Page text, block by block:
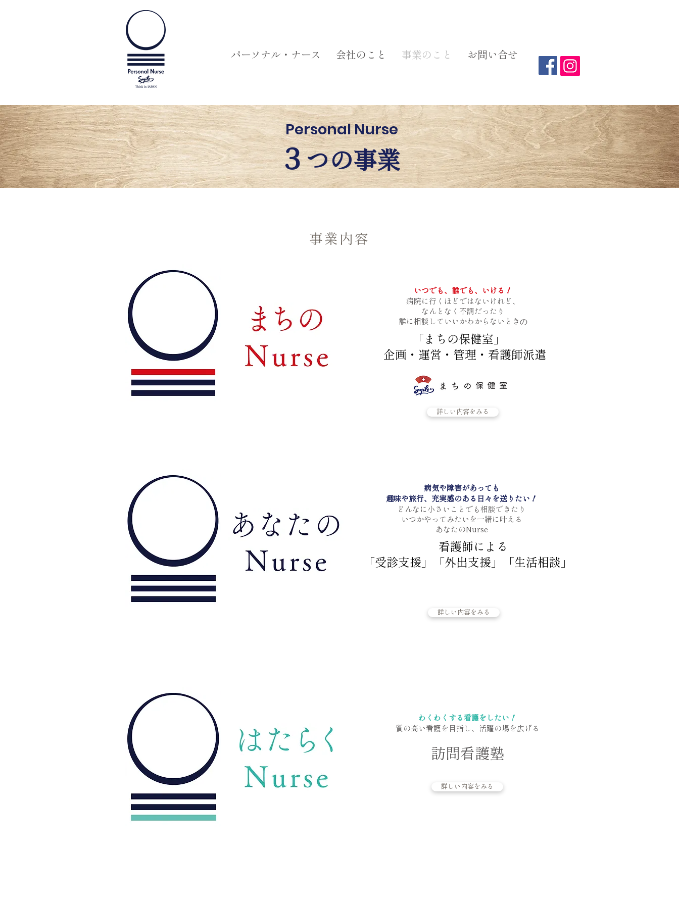
パーソナル・ナース 会社のこと 事業のこと お問い合せ
Personal Nurse
３つの事業
​事業内容
いつでも、誰でも、いける！
病院に行くほどではないけれど、
なんとなく不調だったり
誰に相談していいかわからないとき の
「まちの保健室」
企画・運営・管理・看護師派遣
詳しい内容をみる
病気や障害があっても
趣味や旅行、充実感のある日々を送りたい！
どんなに小さいことでも相談できたり
いつかやってみたいを一緒に叶える
あなたのNurse
看護師による
「受診支援」「外出支援」「生活相談」
詳しい内容をみる
わくわくする看護をしたい！
質の高い看護を目指し、活躍の場を広げる
​訪問看護塾
詳しい内容をみる